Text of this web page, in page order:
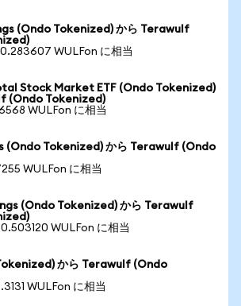
(Ondo Tokenized) から Terawulf
WULFon に相当
Stock Market ETF (Ondo Tokenized)
(Ondo Tokenized)
WULFon に相当
(Ondo Tokenized) から Terawulf (Ondo
WULFon に相当
(Ondo Tokenized) から Terawulf
WULFon に相当
から Terawulf (Ondo
WULFon に相当